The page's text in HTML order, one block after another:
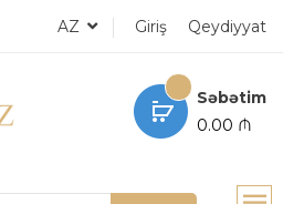
AZ Giriş Qeydiyyat
Səbətim
0.00 ₼